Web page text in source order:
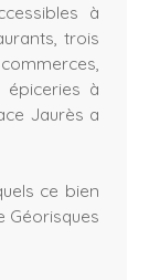
à
trois
épiceries à
Jaurès a
ce bien
Géorisques